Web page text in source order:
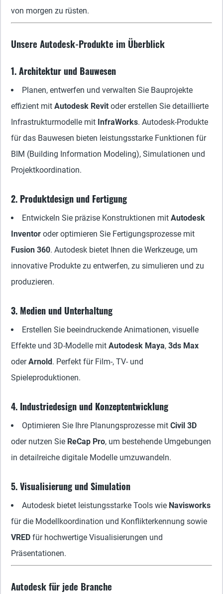
von morgen zu rüsten.
Unsere Autodesk-Produkte im Überblick
1. Architektur und Bauwesen
Planen, entwerfen und verwalten Sie Bauprojekte
effizient mit Autodesk Revit oder erstellen Sie detaillierte
Infrastrukturmodelle mit InfraWorks. Autodesk-Produkte
für das Bauwesen bieten leistungsstarke Funktionen für
BIM (Building Information Modeling), Simulationen und
Projektkoordination.
2. Produktdesign und Fertigung
Entwickeln Sie präzise Konstruktionen mit Autodesk
Inventor oder optimieren Sie Fertigungsprozesse mit
Fusion 360. Autodesk bietet Ihnen die Werkzeuge, um
innovative Produkte zu entwerfen, zu simulieren und zu
produzieren.
3. Medien und Unterhaltung
Erstellen Sie beeindruckende Animationen, visuelle
Effekte und 3D-Modelle mit Autodesk Maya, 3ds Max
oderArnold. Perfekt für Film-, TV- und
Spieleproduktionen.
4. Industriedesign und Konzeptentwicklung
Optimieren Sie Ihre Planungsprozesse mit Civil 3D
oder nutzen Sie ReCap Pro, um bestehende Umgebungen
in detailreiche digitale Modelle umzuwandeln.
5. Visualisierung und Simulation
Autodesk bietet leistungsstarke Tools wie Navisworks
für die Modellkoordination und Konflikterkennung sowie
VRED für hochwertige Visualisierungen und
Präsentationen.
Autodesk für jede Branche